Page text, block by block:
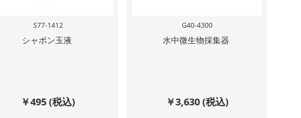
S77-1412
シャボン玉液
￥495(税込)
G40-4300
水中微生物採集器
￥3,630(税込)